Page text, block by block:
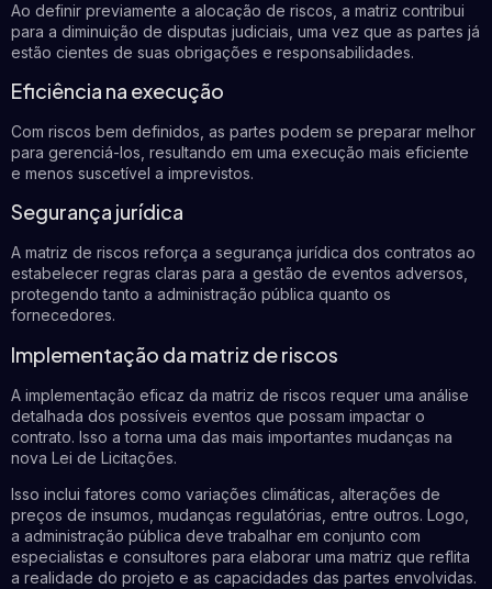
Ao definir previamente a alocação de riscos, a matriz contribui
para a diminuição de disputas judiciais, uma vez que as partes já
estão cientes de suas obrigações e responsabilidades.
Eficiência na execução
Com riscos bem definidos, as partes podem se preparar melhor
para gerenciá-los, resultando em uma execução mais eficiente
e menos suscetível a imprevistos.
Segurança jurídica
A matriz de riscos reforça a segurança jurídica dos contratos ao
estabelecer regras claras para a gestão de eventos adversos,
protegendo tanto a administração pública quanto os
fornecedores.
Implementação da matriz de riscos
A implementação eficaz da matriz de riscos requer uma análise
detalhada dos possíveis eventos que possam impactar o
contrato. Isso a torna uma das mais importantes mudanças na
nova Lei de Licitações.
Isso inclui fatores como variações climáticas, alterações de
preços de insumos, mudanças regulatórias, entre outros. Logo,
a administração pública deve trabalhar em conjunto com
especialistas e consultores para elaborar uma matriz que reflita
a realidade do projeto e as capacidades das partes envolvidas.